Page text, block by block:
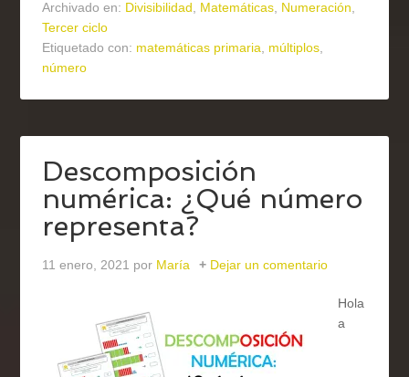
Archivado en: Divisibilidad, Matemáticas, Numeración,
Tercer ciclo
Etiquetado con: matemáticas primaria, múltiplos,
número
Descomposición
numérica: ¿Qué número
representa?
11 enero, 2021 por María Dejar un comentario
Hola
a